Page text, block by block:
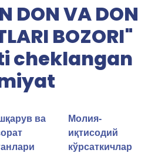
DON VA DON
BOZORI"
cheklangan
ва
Молия-
иқтисодий
кўрсаткичлар